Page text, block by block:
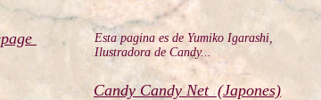
Esta pagina es de Yumiko Igarashi,
Ilustradora de Candy...
Candy Candy Net (Japones)